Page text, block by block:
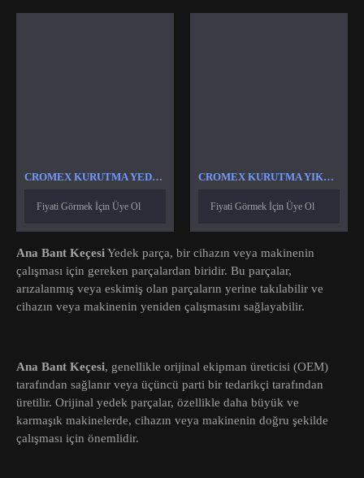
Ana Bant KeçesiYedek parça, bir cihazın veya makinenin
çalışması için gereken parçalardan biridir. Bu parçalar,
arızalanmış veya eskimiş olan parçaların yerine takılabilir ve
cihazın veya makinenin yeniden çalışmasını sağlayabilir.
Ana Bant Keçesi, genellikle orijinal ekipman üreticisi (OEM)
tarafından sağlanır veya üçüncü parti bir tedarikçi tarafından
üretilir. Orijinal yedek parçalar, özellikle daha büyük ve
karmaşık makinelerde, cihazın veya makinenin doğru şekilde
çalışması için önemlidir.
CROMEX KURUTMA YEDEK PARÇA
Fiyati Görmek İçin Üye Ol
CROMEX KURUTMA YIKAMA REZISTANSLARI
Fiyati Görmek İçin Üye Ol